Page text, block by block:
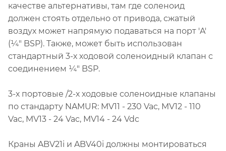
качестве альтернативы, там где соленоид
должен стоять отдельно от привода, сжатый
воздух может напрямую подаваться на порт 'A'
(¼" BSP). Также, может быть использован
стандартный 3-х ходовой соленоидный клапан с
соединением ¼" BSP.
3-х портовые /2-х ходовые соленоидные клапаны
по стандарту NAMUR: MV11 - 230 Vac, MV12 - 110
Vac, MV13 - 24 Vac, MV14 - 24 Vdc
Краны ABV21i и ABV40i должны монтироваться